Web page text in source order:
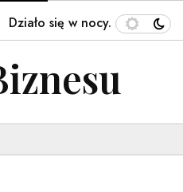
się w nocy. Gwałtowne